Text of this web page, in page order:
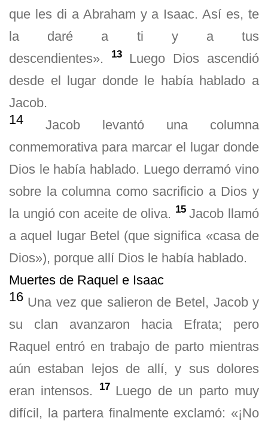
que les di a Abraham y a Isaac. Así es, te
la daré a ti y a tus
descendientes».
13 Luego Dios ascendió
desde el lugar donde le había hablado a
Jacob.
14 Jacob levantó una columna
conmemorativa para marcar el lugar donde
Dios le había hablado. Luego derramó vino
sobre la columna como sacrificio a Dios y
la ungió con aceite de oliva. 15 Jacob llamó
a aquel lugar Betel (que significa «casa de
Dios»), porque allí Dios le había hablado.
Muertes de Raquel e Isaac
16 Una vez que salieron de Betel, Jacob y
su clan avanzaron hacia Efrata; pero
Raquel entró en trabajo de parto mientras
aún estaban lejos de allí, y sus dolores
eran intensos.
17 Luego de un parto muy
difícil, la partera finalmente exclamó: «¡No